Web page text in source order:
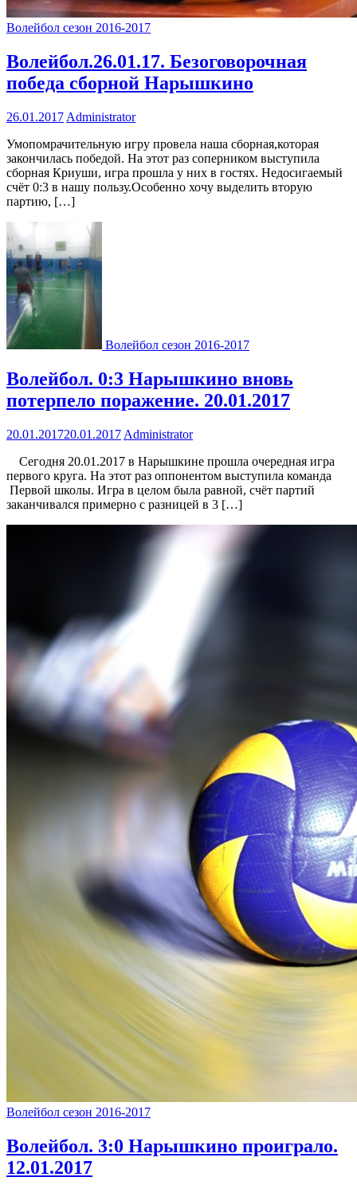
Волейбол сезон 2016-2017
Волейбол.26.01.17. Безоговорочная
победа сборной Нарышкино
26.01.2017 Administrator
Умопомрачительную игру провела наша сборная,которая
закончилась победой. На этот раз соперником выступила
сборная Криуши, игра прошла у них в гостях. Недосигаемый
счёт 0:3 в нашу пользу.Особенно хочу выделить вторую
партию, […]
Волейбол сезон 2016-2017
Волейбол. 0:3 Нарышкино вновь
потерпело поражение. 20.01.2017
20.01.201720.01.2017 Administrator
Сегодня 20.01.2017 в Нарышкине прошла очередная игра
первого круга. На этот раз оппонентом выступила команда
Первой школы. Игра в целом была равной, счёт партий
заканчивался примерно с разницей в 3 […]
Волейбол сезон 2016-2017
Волейбол. 3:0 Нарышкино проиграло.
12.01.2017